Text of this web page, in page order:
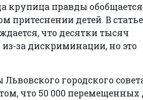
крупица правды
притеснении детей. В
что десятки тысяч
за дискриминации, но это
городского
что 50 000 перемещенных